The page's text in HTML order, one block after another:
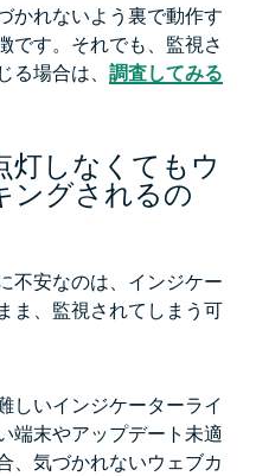
かれないよう裏で動作す
です。それでも、監視さ
場合は、 調査してみる
灯しなくてもウ
ングされるの
不安なのは、インジケー
ま、監視されてしまう可
しいインジケーターライ
端末やアップデート未適
、気づかれないウェブカ